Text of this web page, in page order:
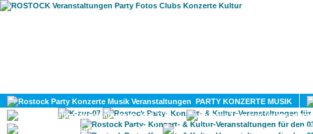
PARTY KONZERTE MUSIK
KULTUR
GAY